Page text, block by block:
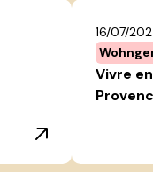
16/07/
Vivre